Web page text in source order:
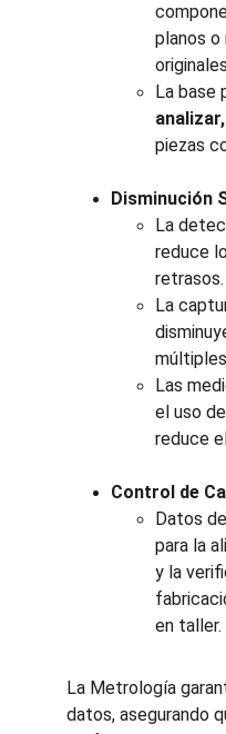
planos
La base
piezas
Disminución
La
reduce
retrasos.
La
Las
el uso
reduce
Control de
Datos
para la
y la
en taller.
La Metrología
datos, asegurando